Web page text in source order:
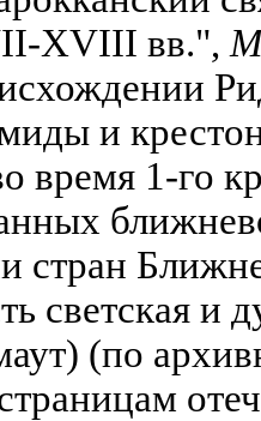
XVIII вв.",
и
время 1-го
стран
светская и
(по